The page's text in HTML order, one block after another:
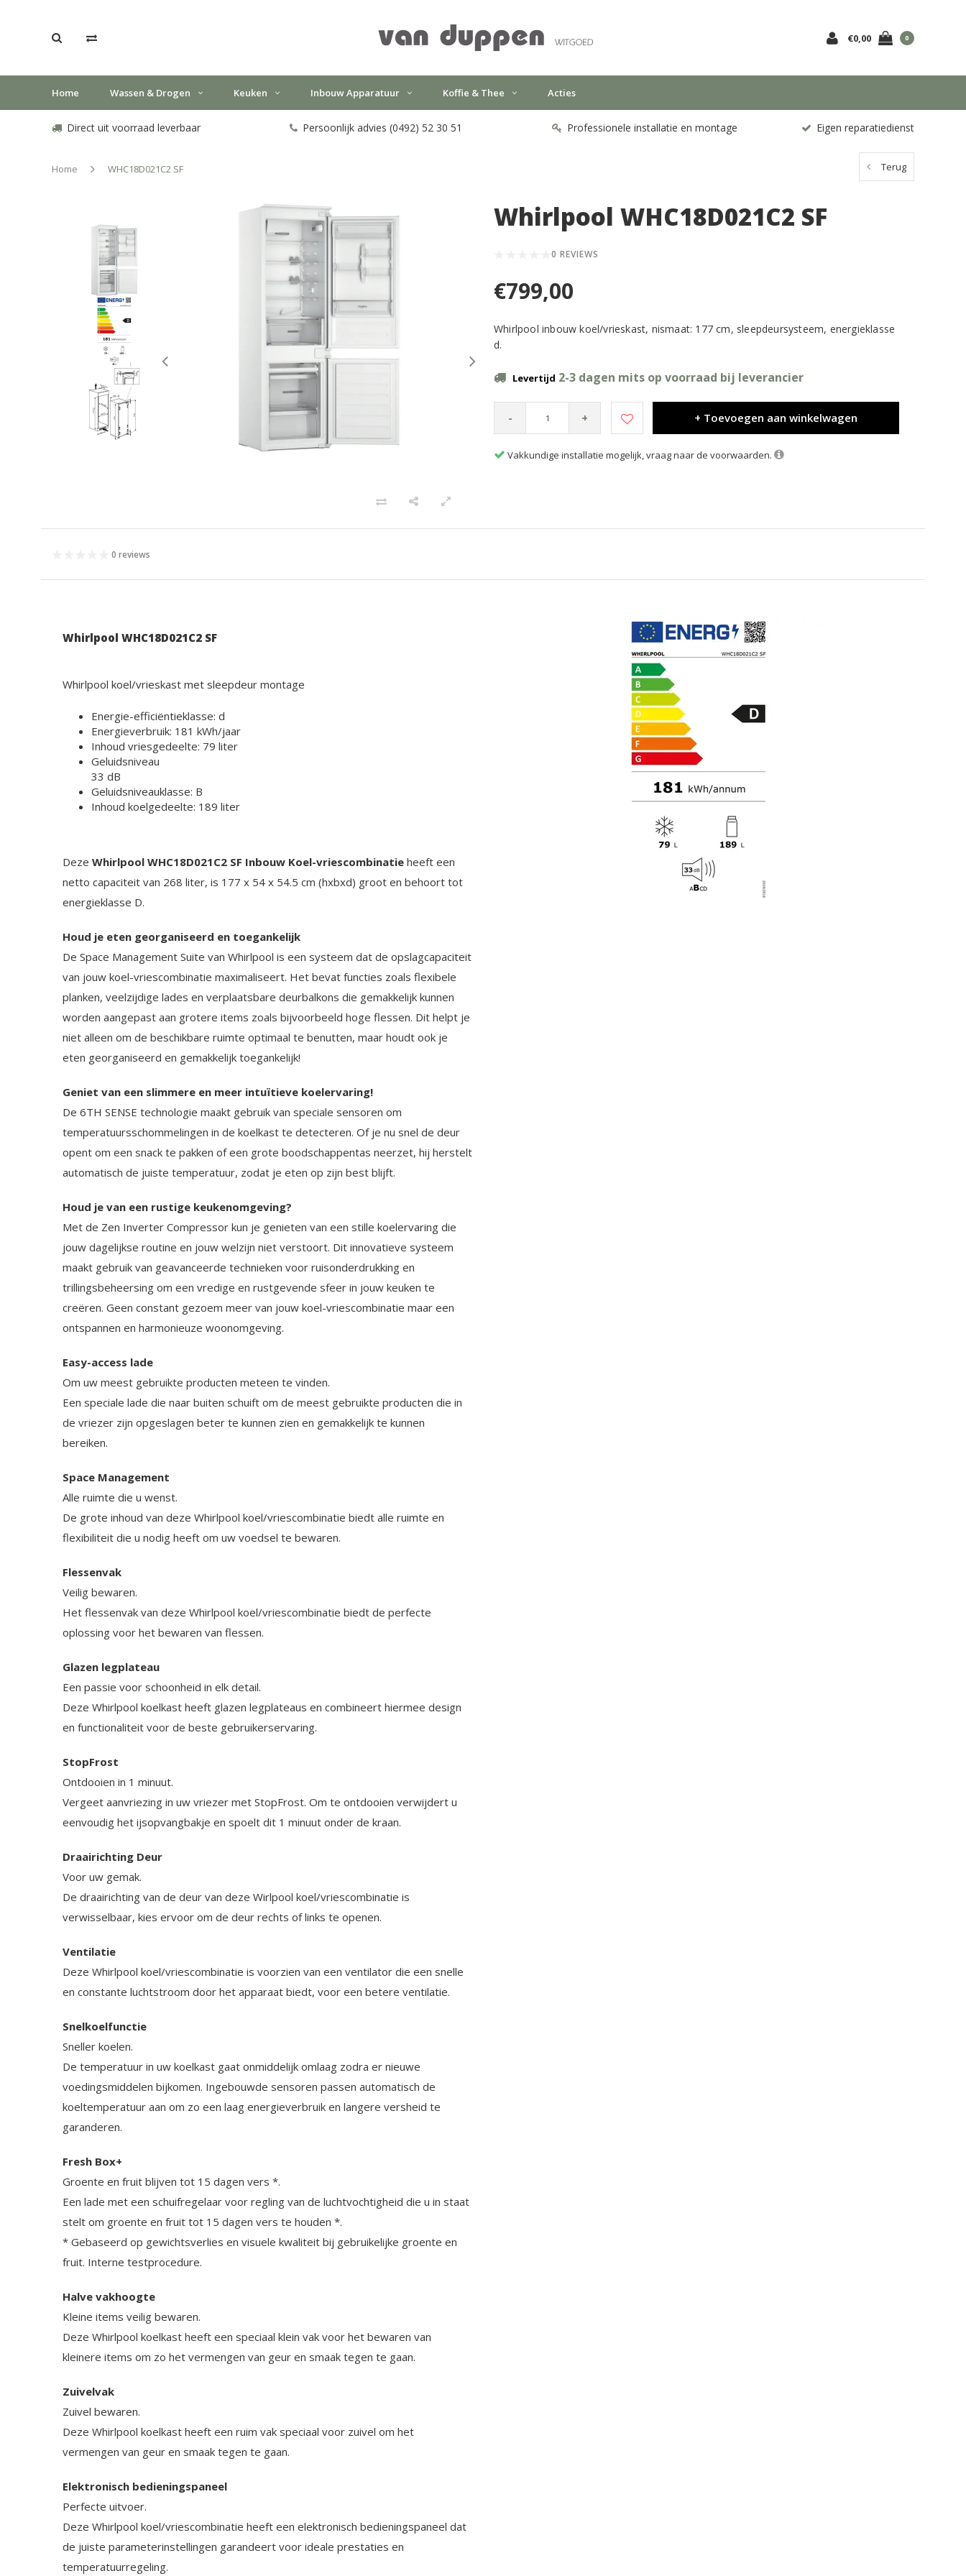
€0,00 0
Home Wassen & Drogen Keuken Inbouw Apparatuur Koffie & Thee Acties
Direct uit voorraad leverbaar Persoonlijk advies (0492) 52 30 51 Professionele installatie en montage Eigen reparatiedienst
Home WHC18D021C2 SF Terug
Whirlpool WHC18D021C2 SF
0 REVIEWS
€799,00
Whirlpool inbouw koel/vrieskast, nismaat: 177 cm, sleepdeursysteem, energieklasse
d.
Levertijd 2-3 dagen mits op voorraad bij leverancier
- + + Toevoegen aan winkelwagen
Vakkundige installatie mogelijk, vraag naar de voorwaarden.
0 reviews
Whirlpool WHC18D021C2 SF
Whirlpool koel/vrieskast met sleepdeur montage
Energie-efficiëntieklasse: d
Energieverbruik: 181 kWh/jaar
Inhoud vriesgedeelte: 79 liter
Geluidsniveau
33 dB
Geluidsniveauklasse: B
Inhoud koelgedeelte: 189 liter
Deze Whirlpool WHC18D021C2 SF Inbouw Koel-vriescombinatie heeft een
netto capaciteit van 268 liter, is 177 x 54 x 54.5 cm (hxbxd) groot en behoort tot
energieklasse D.
Houd je eten georganiseerd en toegankelijk
De Space Management Suite van Whirlpool is een systeem dat de opslagcapaciteit
van jouw koel-vriescombinatie maximaliseert. Het bevat functies zoals flexibele
planken, veelzijdige lades en verplaatsbare deurbalkons die gemakkelijk kunnen
worden aangepast aan grotere items zoals bijvoorbeeld hoge flessen. Dit helpt je
niet alleen om de beschikbare ruimte optimaal te benutten, maar houdt ook je
eten georganiseerd en gemakkelijk toegankelijk!
Geniet van een slimmere en meer intuïtieve koelervaring!
De 6TH SENSE technologie maakt gebruik van speciale sensoren om
temperatuursschommelingen in de koelkast te detecteren. Of je nu snel de deur
opent om een ​​snack te pakken of een grote boodschappentas neerzet, hij herstelt
automatisch de juiste temperatuur, zodat je eten op zijn best blijft.
Houd je van een rustige keukenomgeving?
Met de Zen Inverter Compressor kun je genieten van een stille koelervaring die
jouw dagelijkse routine en jouw welzijn niet verstoort. Dit innovatieve systeem
maakt gebruik van geavanceerde technieken voor ruisonderdrukking en
trillingsbeheersing om een ​​vredige en rustgevende sfeer in jouw keuken te
creëren. Geen constant gezoem meer van jouw koel-vriescombinatie maar een
ontspannen en harmonieuze woonomgeving.
Easy-access lade
Om uw meest gebruikte producten meteen te vinden.
Een speciale lade die naar buiten schuift om de meest gebruikte producten die in
de vriezer zijn opgeslagen beter te kunnen zien en gemakkelijk te kunnen
bereiken.
Space Management
Alle ruimte die u wenst.
De grote inhoud van deze Whirlpool koel/vriescombinatie biedt alle ruimte en
flexibiliteit die u nodig heeft om uw voedsel te bewaren.
Flessenvak
Veilig bewaren.
Het flessenvak van deze Whirlpool koel/vriescombinatie biedt de perfecte
oplossing voor het bewaren van flessen.
Glazen legplateau
Een passie voor schoonheid in elk detail.
Deze Whirlpool koelkast heeft glazen legplateaus en combineert hiermee design
en functionaliteit voor de beste gebruikerservaring.
StopFrost
Ontdooien in 1 minuut.
Vergeet aanvriezing in uw vriezer met StopFrost. Om te ontdooien verwijdert u
eenvoudig het ijsopvangbakje en spoelt dit 1 minuut onder de kraan.
Draairichting Deur
Voor uw gemak.
De draairichting van de deur van deze Wirlpool koel/vriescombinatie is
verwisselbaar, kies ervoor om de deur rechts of links te openen.
Ventilatie
Deze Whirlpool koel/vriescombinatie is voorzien van een ventilator die een snelle
en constante luchtstroom door het apparaat biedt, voor een betere ventilatie.
Snelkoelfunctie
Sneller koelen.
De temperatuur in uw koelkast gaat onmiddelijk omlaag zodra er nieuwe
voedingsmiddelen bijkomen. Ingebouwde sensoren passen automatisch de
koeltemperatuur aan om zo een laag energieverbruik en langere versheid te
garanderen.
Fresh Box+
Groente en fruit blijven tot 15 dagen vers *.
Een lade met een schuifregelaar voor regling van de luchtvochtigheid die u in staat
stelt om groente en fruit tot 15 dagen vers te houden *.
* Gebaseerd op gewichtsverlies en visuele kwaliteit bij gebruikelijke groente en
fruit. Interne testprocedure.
Halve vakhoogte
Kleine items veilig bewaren.
Deze Whirlpool koelkast heeft een speciaal klein vak voor het bewaren van
kleinere items om zo het vermengen van geur en smaak tegen te gaan.
Zuivelvak
Zuivel bewaren.
Deze Whirlpool koelkast heeft een ruim vak speciaal voor zuivel om het
vermengen van geur en smaak tegen te gaan.
Elektronisch bedieningspaneel
Perfecte uitvoer.
Deze Whirlpool koel/vriescombinatie heeft een elektronisch bedieningspaneel dat
de juiste parameterinstellingen garandeert voor ideale prestaties en
temperatuurregeling.